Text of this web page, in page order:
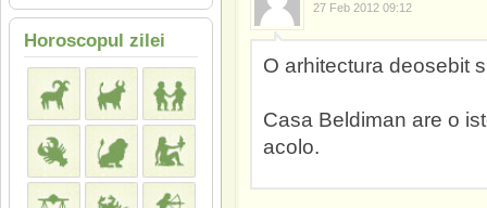
Horoscopul zilei
27 Feb 2012 09:12
O arhitectura deosebit
Casa Beldiman are o
acolo.